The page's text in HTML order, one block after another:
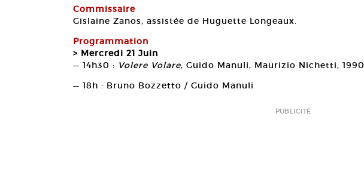
Commissaire
Gislaine Zanos, assistée de Huguette Longeaux.
Programmation
> Mercredi 21 Juin
— 14h30 : Volere Volare, Guido Manuli, Maurizio Nichetti, 1990
— 18h : Bruno Bozzetto / Guido Manuli
PUBLICITÉ